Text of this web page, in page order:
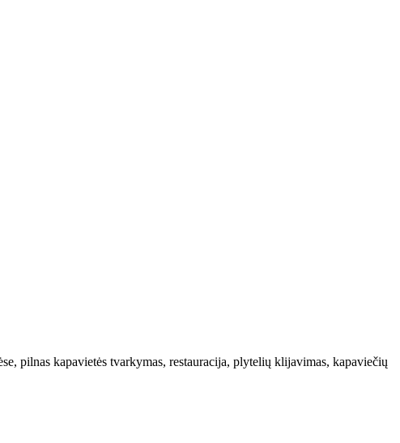
pilnas kapavietės tvarkymas, restauracija, plytelių klijavimas, kapaviečių